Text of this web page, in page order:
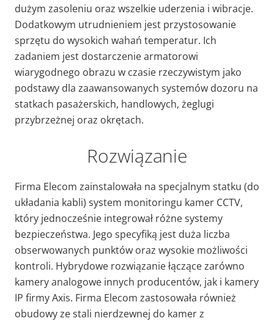
dużym zasoleniu oraz wszelkie uderzenia i wibracje.
Dodatkowym utrudnieniem jest przystosowanie
sprzętu do wysokich wahań temperatur. Ich
zadaniem jest dostarczenie armatorowi
wiarygodnego obrazu w czasie rzeczywistym jako
podstawy dla zaawansowanych systemów dozoru na
statkach pasażerskich, handlowych, żeglugi
przybrzeżnej oraz okrętach.
Rozwiązanie
Firma Elecom zainstalowała na specjalnym statku (do
układania kabli) system monitoringu kamer CCTV,
który jednocześnie integrował różne systemy
bezpieczeństwa. Jego specyfiką jest duża liczba
obserwowanych punktów oraz wysokie możliwości
kontroli. Hybrydowe rozwiązanie łączące zarówno
kamery analogowe innych producentów, jak i kamery
IP firmy Axis. Firma Elecom zastosowała również
obudowy ze stali nierdzewnej do kamer z